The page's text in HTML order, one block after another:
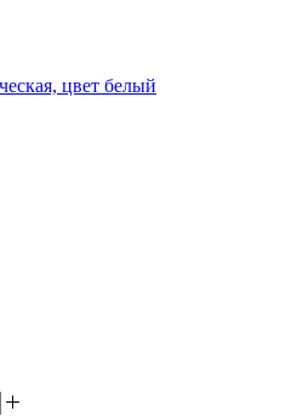
цвет белый